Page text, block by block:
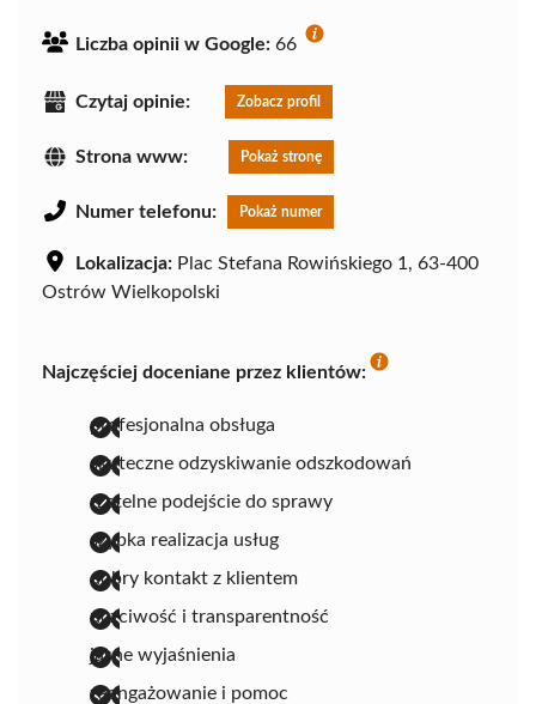
Liczba opinii w Google: 66
Czytaj opinie: Zobacz profil
Strona www: Pokaż stronę
Numer telefonu: Pokaż numer
Lokalizacja: Plac Stefana Rowińskiego 1, 63-400
Ostrów Wielkopolski
Najczęściej doceniane przez klientów:
profesjonalna obsługa
skuteczne odzyskiwanie odszkodowań
rzetelne podejście do sprawy
szybka realizacja usług
dobry kontakt z klientem
uczciwość i transparentność
jasne wyjaśnienia
zaangażowanie i pomoc